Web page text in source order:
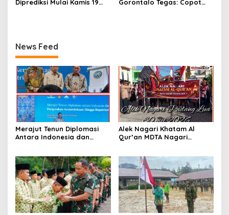
dan Lebaran 2026
Diprediksi Mulai Kamis 19
Gorontalo Tegas: Copot
News Feed
Merajut Tenun Diplomasi
Antara Indonesia dan
Alek Nagari Khatam Al
Qur’an MDTA Nagari